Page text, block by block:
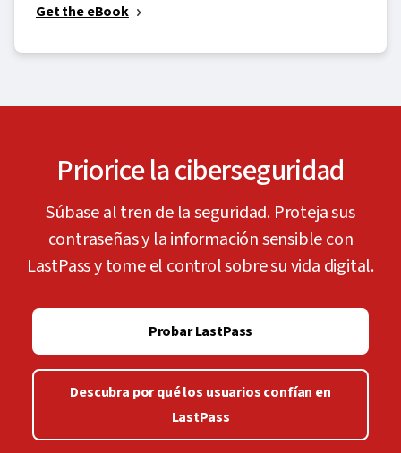
Get the eBook
Priorice la ciberseguridad
Súbase al tren de la seguridad. Proteja sus
contraseñas y la información sensible con
LastPass y tome el control sobre su vida digital.
Probar LastPass
Descubra por qué los usuarios confían en
LastPass